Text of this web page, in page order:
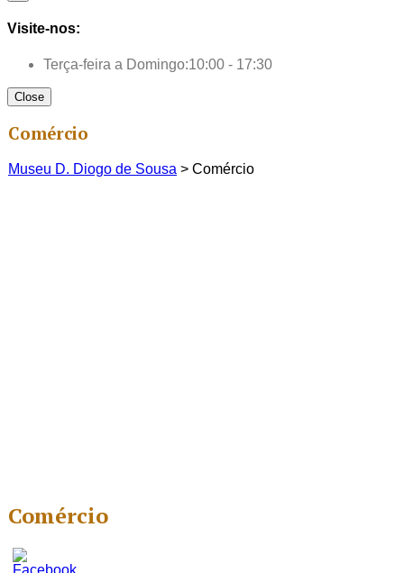
Visite-nos:
Terça-feira a Domingo:10:00 - 17:30
Close
Comércio
Museu D. Diogo de Sousa > Comércio
Comércio